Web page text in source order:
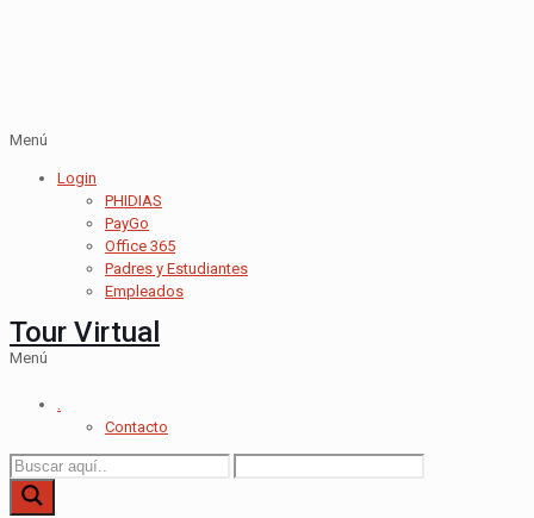
Menú
Login
PHIDIAS
PayGo
Office 365
Padres y Estudiantes
Empleados
Tour Virtual
Menú
.
Contacto